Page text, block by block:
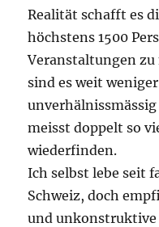
Realität schafft es
höchstens 1500
Veranstaltungen zu
sind es weit
meisst doppelt so
wiederfinden.
Ich selbst lebe seit
Schweiz, doch
und unkonstruktive